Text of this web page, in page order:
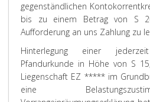
gegenständlichen
bis zu einem Betrag von S
Aufforderung an uns Zahlung zu
Hinterlegung einer jederzeit
Pfandurkunde in Höhe von S
Liegenschaft EZ ***** im
eine